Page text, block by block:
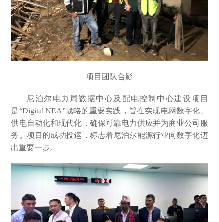
项目团队合影
尼泊尔电力局数据中心及配电控制中心建设项目
是“Digital NEA”战略的重要实践，旨在实现电网数字化、
供电自动化和现代化，确保可靠电力供应并为商业公司服
务。项目的成功投运，标志着尼泊尔能源行业向数字化迈
出重要一步。